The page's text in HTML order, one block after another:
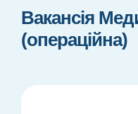
Вакансія
(операційна)